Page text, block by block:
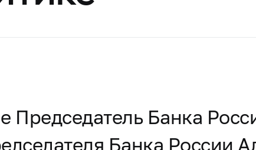
Председатель Банка
Банка России